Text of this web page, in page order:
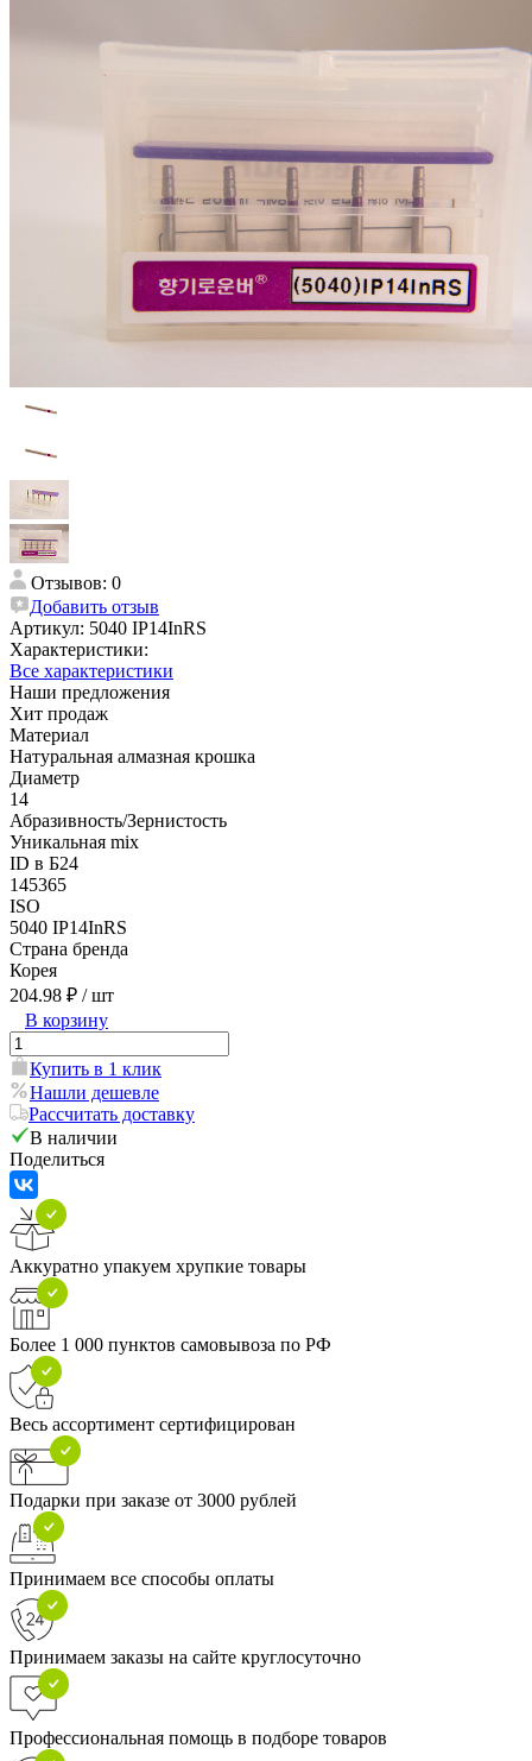
Отзывов: 0
Добавить отзыв
Артикул: 5040 IP14InRS
Характеристики:
Все характеристики
Наши предложения
Хит продаж
Материал
Натуральная алмазная крошка
Диаметр
14
Абразивность/Зернистость
Уникальная mix
ID в Б24
145365
ISO
5040 IP14InRS
Страна бренда
Корея
204.98 ₽ / шт
В корзину
Купить в 1 клик
Нашли дешевле
Рассчитать доставку
В наличии
Поделиться
Аккуратно упакуем хрупкие товары
Более 1 000 пунктов самовывоза по РФ
Весь ассортимент сертифицирован
Подарки при заказе от 3000 рублей
Принимаем все способы оплаты
Принимаем заказы на сайте круглосуточно
Профессиональная помощь в подборе товаров